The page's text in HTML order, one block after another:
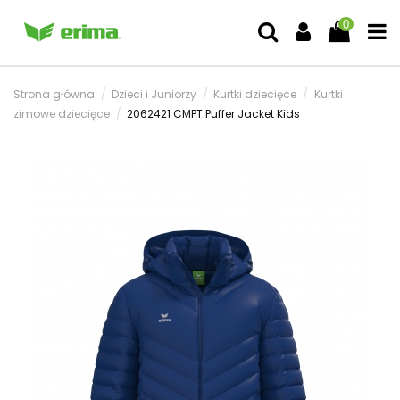
0
Strona główna Dzieci i Juniorzy Kurtki dziecięce
Kurtki
zimowe dziecięce
2062421 CMPT Puffer Jacket Kids